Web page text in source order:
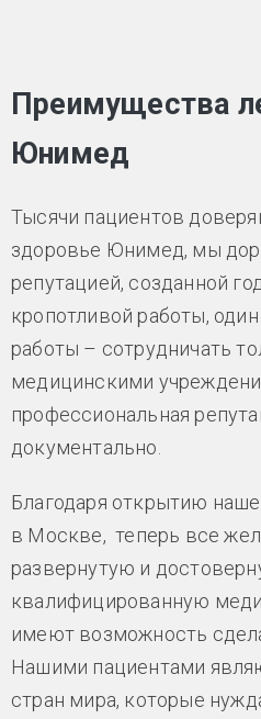
Преимущества
Юнимед
Тысячи пациентов
здоровье Юнимед, мы
репутацией, созданной
кропотливой работы,
работы – сотрудничать
медицинскими
профессиональная
документально.
Благодаря открытию
в Москве, теперь все
развернутую и
квалифицированную
имеют возможность
Нашими пациентами
стран мира, которые